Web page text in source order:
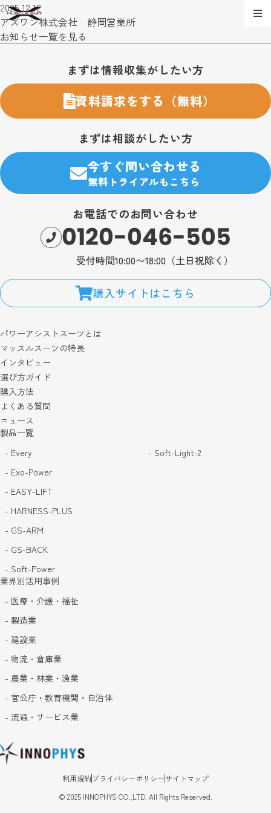
2025.12.12
アズワン株式会社 静岡営業所
お知らせ一覧を見る
まずは情報収集がしたい方
資料請求をする（無料）
まずは相談がしたい方
今すぐ問い合わせる
無料トライアルもこちら
お電話でのお問い合わせ
0120-046-505
受付時間10:00〜18:00（土日祝除く）
購入サイトはこちら
パワーアシストスーツとは
マッスルスーツの特長
インタビュー
選び方ガイド
購入方法
よくある質問
ニュース
製品一覧
- Every
- Exo-Power
- EASY-LIFT
- HARNESS-PLUS
- GS-ARM
- GS-BACK
- Soft-Power
- Soft-Light-2
業界別活用事例
- 医療・介護・福祉
- 製造業
- 建設業
- 物流・倉庫業
- 農業・林業・漁業
- 官公庁・教育機関・自治体
- 流通・サービス業
利用規約 プライバシーポリシーサイトマップ
© 2025 INNOPHYS CO.,LTD. All Rights Reserved.